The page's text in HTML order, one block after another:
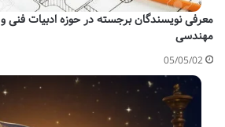
معرفی نویسندگان برجسته در حوزه ادبیات فنی و
مهندسی
05/05/02